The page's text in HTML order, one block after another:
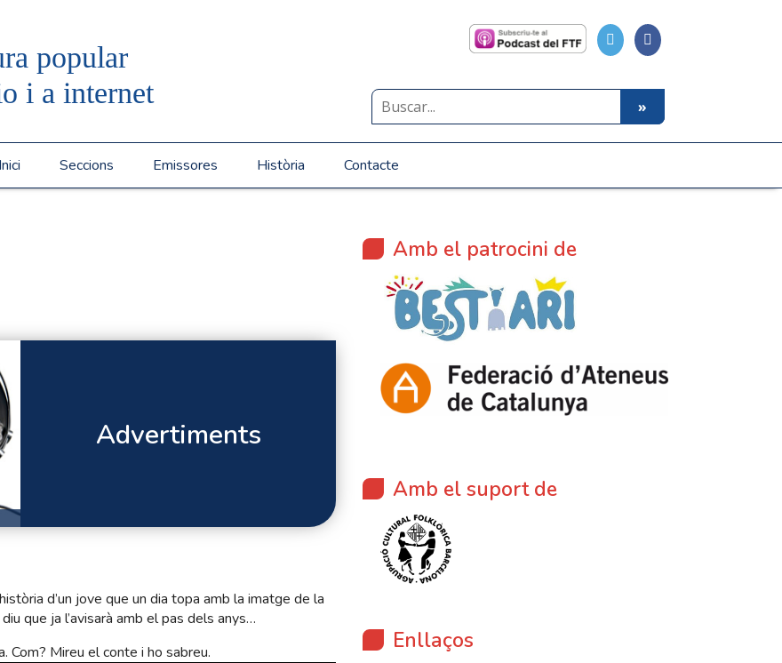
popular
i a internet
Inici Seccions Emissores Història Contacte
Advertiments
d’un jove que un dia topa amb la imatge de la
que ja l’avisarà amb el pas dels anys…
Com? Mireu el conte i ho sabreu.
Amb el patrocini de
Amb el suport de
Enllaços